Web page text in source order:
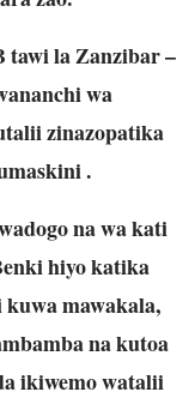
tawi la Zanzibar –
wa
zinazopatika
.
na wa kati
hiyo katika
mawakala,
na kutoa
ikiwemo watalii